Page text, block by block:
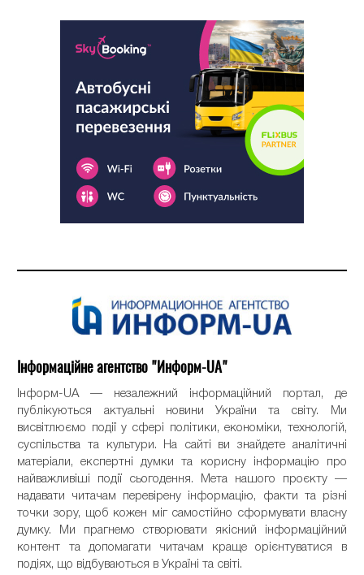
Інформаційне агентство "Информ-UA"
Інформ-UA — незалежний інформаційний портал, де
публікуються актуальні новини України та світу. Ми
висвітлюємо події у сфері політики, економіки, технологій,
суспільства та культури. На сайті ви знайдете аналітичні
матеріали, експертні думки та корисну інформацію про
найважливіші події сьогодення. Мета нашого проєкту —
надавати читачам перевірену інформацію, факти та різні
точки зору, щоб кожен міг самостійно сформувати власну
думку. Ми прагнемо створювати якісний інформаційний
контент та допомагати читачам краще орієнтуватися в
подіях, що відбуваються в Україні та світі.